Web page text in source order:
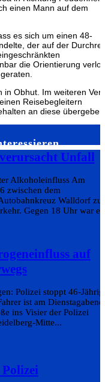
einen Mann auf dem
es sich um einen 48-
der auf der
die Orientierung
in Obhut. Im weiteren
Reisebegleitern
an diese
Unfall
Alkoholeinfluss Am
zwischen dem
Walldorf zu
Gegen 18 Uhr war
auf
Polizei stoppt 46-
ist am
ins Visier der Polizei
Mitte...